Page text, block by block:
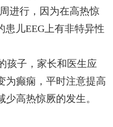
进行，因为在高热惊
患儿EEG上有非特异性
孩子，家长和医生应
为癫痫，平时注意提高
高热惊厥的发生。